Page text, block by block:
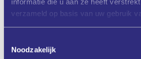
verzameld op basis van uw gebruik
Noodzakelijk
regie keten)
Arjen van Klink en Merle Bartsch
15.30– 16.00 uur